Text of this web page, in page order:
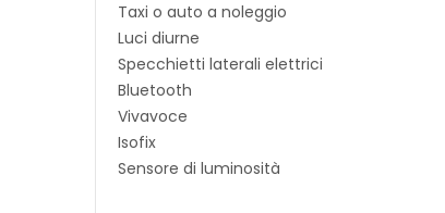
Taxi o auto a noleggio
Luci diurne
Specchietti laterali elettrici
Bluetooth
Vivavoce
Isofix
Sensore di luminosità